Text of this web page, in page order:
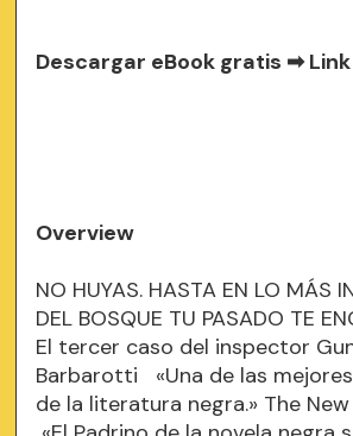
Descargar eBook gratis ➡Link
Overview
NO HUYAS. HASTA EN LO MÁS
DEL BOSQUE TU PASADO TE
El tercer caso del inspector
Barbarotti «Una de las
de la literatura negra.» The